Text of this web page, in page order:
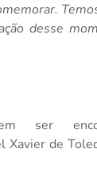
desse
ser
Xavier de